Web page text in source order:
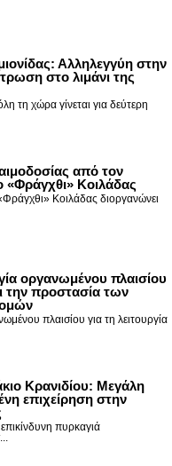
Αλληλεγγύη στην
στο λιμάνι της
τη χώρα γίνεται για δεύτερη
από τον
«Φράγχθι» Κοιλάδας
Κοιλάδας διοργανώνει
οργανωμένου πλαισίου
την προστασία των
πλαισίου για τη λειτουργία
Κρανιδίου: Μεγάλη
επιχείρηση στην
πυρκαγιά